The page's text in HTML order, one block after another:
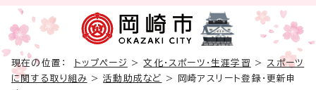
現在の位置： トップページ >文化・スポーツ・生涯学習 > スポーツ
に関する取り組み >活動助成など
> 岡崎アスリート登録・更新申